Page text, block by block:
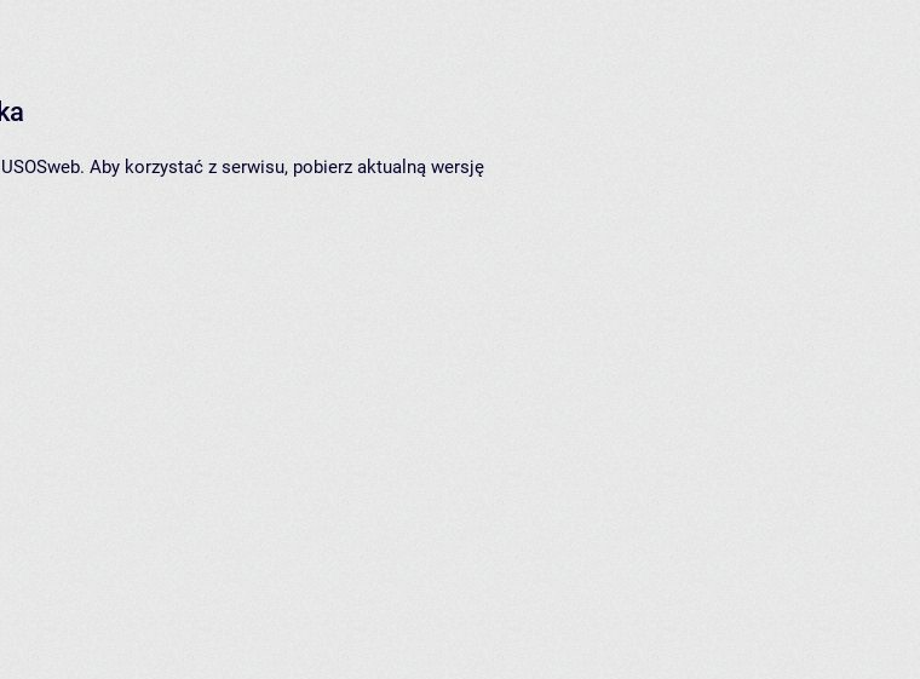
Aby korzystać z serwisu, pobierz aktualną wersję